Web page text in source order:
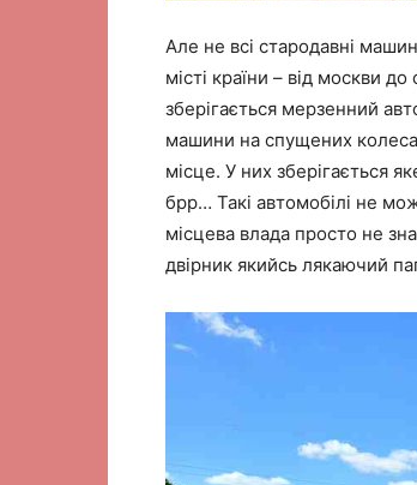
Але не всі стародавні
місті країни – від москви
зберігається мерзенний
машини на спущених
місце. У них зберігається
брр… Такі автомобілі не
місцева влада просто не
двірник якийсь лякаючий